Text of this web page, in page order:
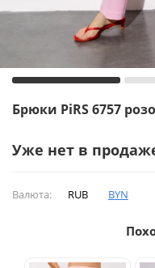
Брюки PiRS 6757
Уже нет в
Валюта: RUB BYN